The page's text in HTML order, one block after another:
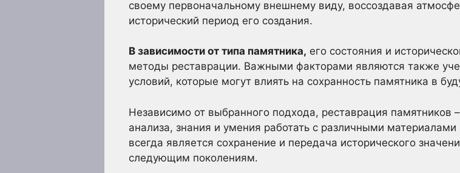
своему первоначальному внешнему виду, воссоздавая
исторический период его создания.
В зависимости от типа памятника, его состояния и
методы реставрации. Важными факторами являются также
условий, которые могут влиять на сохранность памятника в
Независимо от выбранного подхода, реставрация
анализа, знания и умения работать с различными
всегда является сохранение и передача исторического
следующим поколениям.